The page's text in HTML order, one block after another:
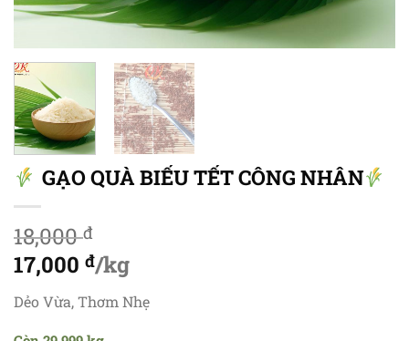
GẠO QUÀ BIẾU TẾT CÔNG NHÂN
18,000đ
Giá
gốc
17,000 đ/kg
Giá
Dẻo Vừa, Thơm Nhẹ